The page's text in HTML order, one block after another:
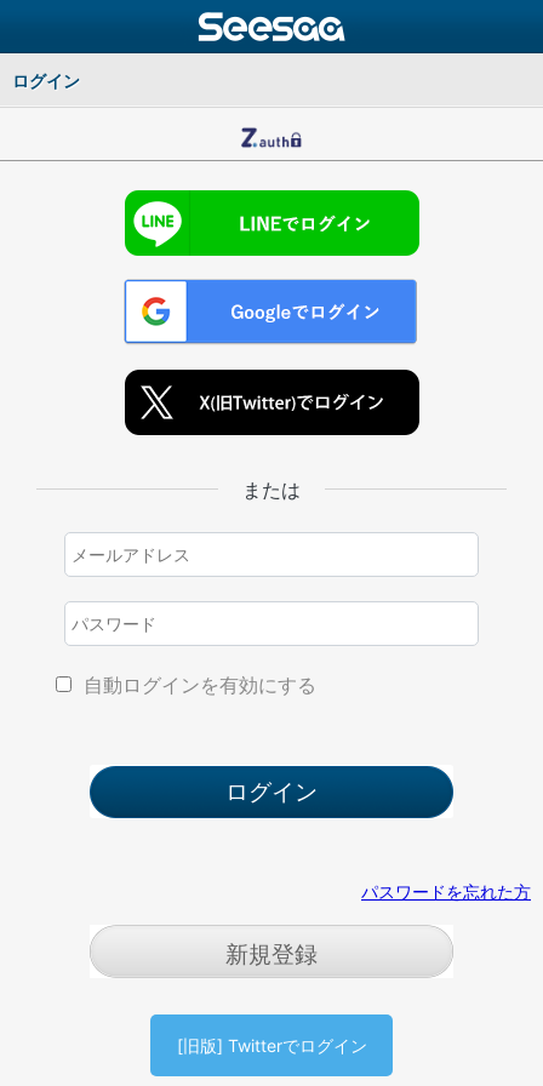
ログイン
または
自動ログインを有効にする
パスワードを忘れた方
新規登録
[旧版] Twitterでログイン